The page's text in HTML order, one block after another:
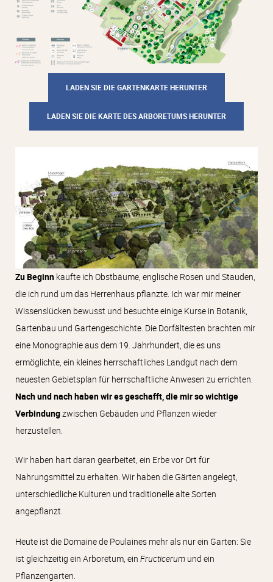
LADEN SIE DIE GARTENKARTE HERUNTER
LADEN SIE DIE KARTE DES ARBORETUMS HERUNTER
Zu Beginn kaufte ich Obstbäume, englische Rosen und Stauden,
die ich rund um das Herrenhaus pflanzte. Ich war mir meiner
Wissenslücken bewusst und besuchte einige Kurse in Botanik,
Gartenbau und Gartengeschichte. Die Dorfältesten brachten mir
eine Monographie aus dem 19. Jahrhundert, die es uns
ermöglichte, ein kleines herrschaftliches Landgut nach dem
neuesten Gebietsplan für herrschaftliche Anwesen zu errichten.
Nach und nach haben wir es geschafft, die mir so wichtige
Verbindungzwischen Gebäuden und Pflanzen wieder
herzustellen.
Wir haben hart daran gearbeitet, ein Erbe vor Ort für
Nahrungsmittel zu erhalten. Wir haben die Gärten angelegt,
unterschiedliche Kulturen und traditionelle alte Sorten
angepflanzt.
Heute ist die Domaine de Poulaines mehr als nur ein Garten: Sie
ist gleichzeitig ein Arboretum, ein Fructicerum und ein
Pflanzengarten.